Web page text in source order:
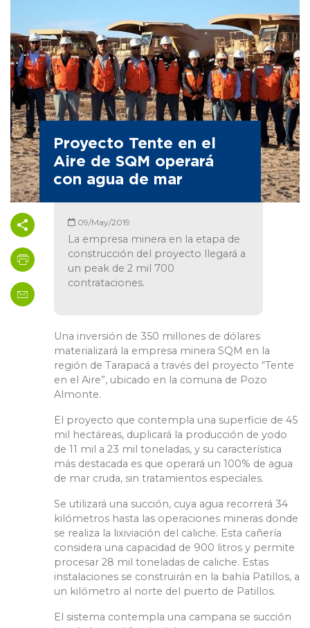
Proyecto Tente en el
Aire de SQM operará
con agua de mar
09/May/2019
La empresa minera en la etapa de
construcción del proyecto llegará a
un peak de 2 mil 700
contrataciones.
Una inversión de 350 millones de dólares
materializará la empresa minera SQM en la
región de Tarapacá a través del proyecto “Tente
en el Aire”, ubicado en la comuna de Pozo
Almonte.
El proyecto que contempla una superficie de 45
mil hectáreas, duplicará la producción de yodo
de 11 mil a 23 mil toneladas, y su característica
más destacada es que operará un 100% de agua
de mar cruda, sin tratamientos especiales.
Se utilizará una succión, cuya agua recorrerá 34
kilómetros hasta las operaciones mineras donde
se realiza la lixiviación del caliche. Esta cañería
considera una capacidad de 900 litros y permite
procesar 28 mil toneladas de caliche. Estas
instalaciones se construirán en la bahía Patillos, a
un kilómetro al norte del puerto de Patillos.
El sistema contempla una campana se succión